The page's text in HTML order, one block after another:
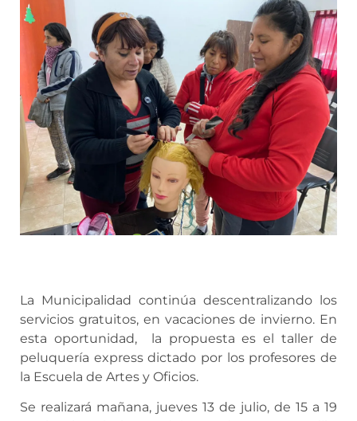
La Municipalidad continúa descentralizando los
servicios gratuitos, en vacaciones de invierno. En
esta oportunidad, la propuesta es el taller de
peluquería express dictado por los profesores de
la Escuela de Artes y Oficios.
Se realizará mañana, jueves 13 de julio, de 15 a 19